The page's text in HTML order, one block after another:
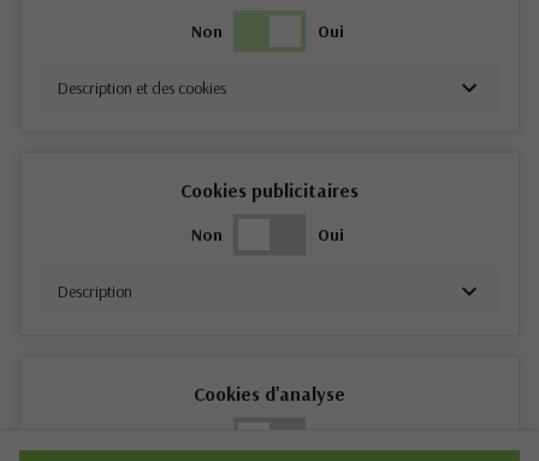
Non Oui
Description et des cookies
Cookies publicitaires
Non Oui
Description
Cookies d'analyse